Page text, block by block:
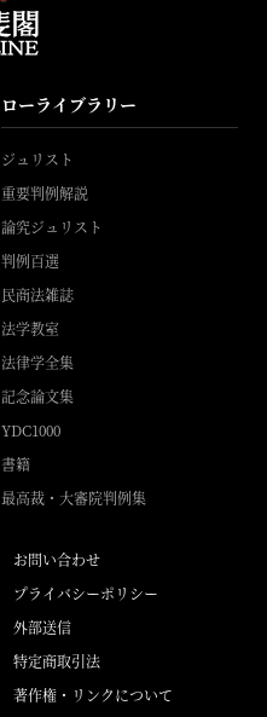
ローライブラリー
ジュリスト
重要判例解説
論究ジュリスト
判例百選
民商法雑誌
法学教室
法律学全集
記念論文集
YDC1000
書籍
最高裁・大審院判例集
お問い合わせ
プライバシーポリシー
外部送信
特定商取引法
著作権・リンクについて